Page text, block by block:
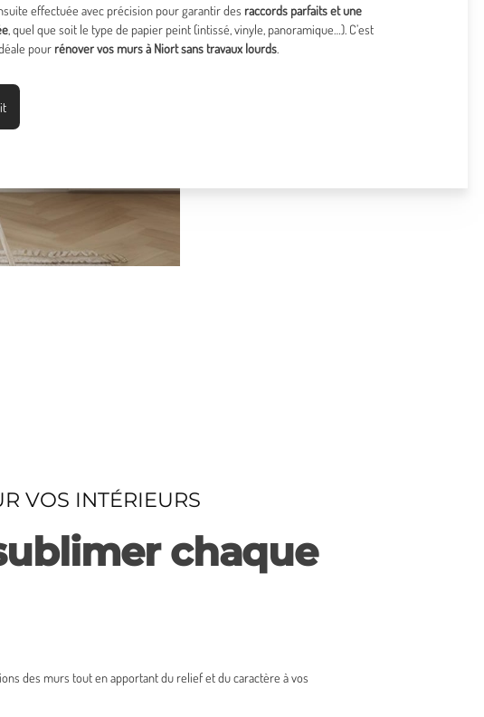
effectuée avec précision pour garantir des raccords parfaits et une
, quel que soit le type de papier peint (intissé, vinyle, panoramique…). C’est
pour rénover vos murs à Niort sans travaux lourds.
VOS INTÉRIEURS
chaque
des murs tout en apportant du relief et du caractère à vos